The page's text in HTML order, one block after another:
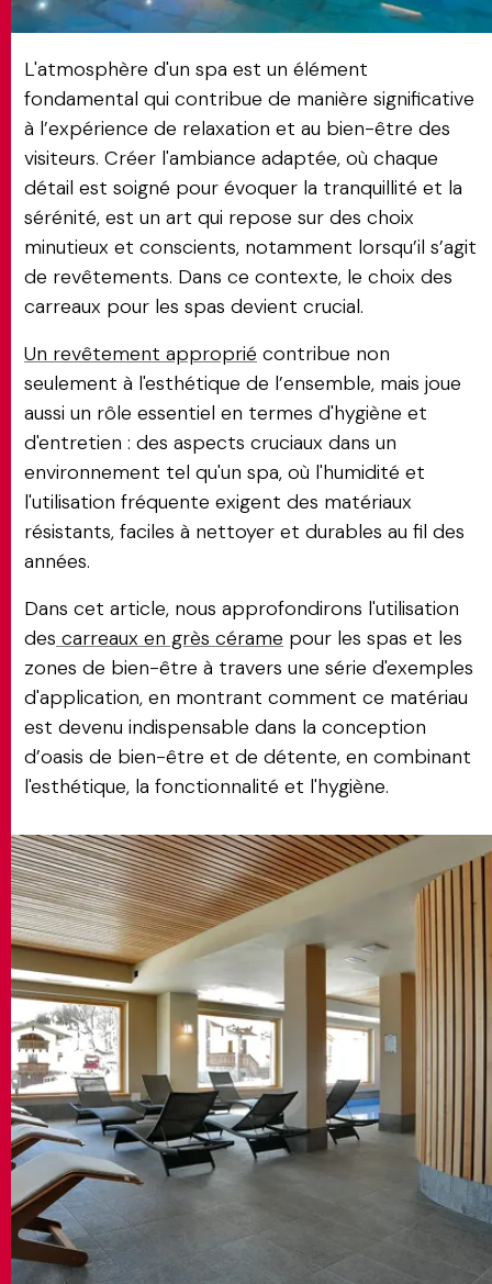
L'atmosphère d'un spa est un élément
fondamental qui contribue de manière significative
à l’expérience de relaxation et au bien-être des
visiteurs. Créer l'ambiance adaptée, où chaque
détail est soigné pour évoquer la tranquillité et la
sérénité, est un art qui repose sur des choix
minutieux et conscients, notamment lorsqu’il s’agit
de revêtements. Dans ce contexte, le choix des
carreaux pour les spas devient crucial.
Un revêtement approprié contribue non
seulement à l'esthétique de l’ensemble, mais joue
aussi un rôle essentiel en termes d'hygiène et
d'entretien : des aspects cruciaux dans un
environnement tel qu'un spa, où l'humidité et
l'utilisation fréquente exigent des matériaux
résistants, faciles à nettoyer et durables au fil des
années.
Dans cet article, nous approfondirons l'utilisation
des carreaux en grès cérame pour les spas et les
zones de bien-être à travers une série d'exemples
d'application, en montrant comment ce matériau
est devenu indispensable dans la conception
d’oasis de bien-être et de détente, en combinant
l'esthétique, la fonctionnalité et l'hygiène.